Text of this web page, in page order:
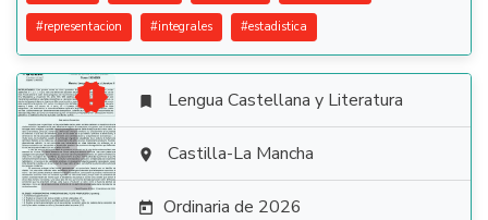
#representacion #integrales #estadistica

  Lengua Castellana y Literatura
 Castilla-La Mancha
 Ordinaria de 2026